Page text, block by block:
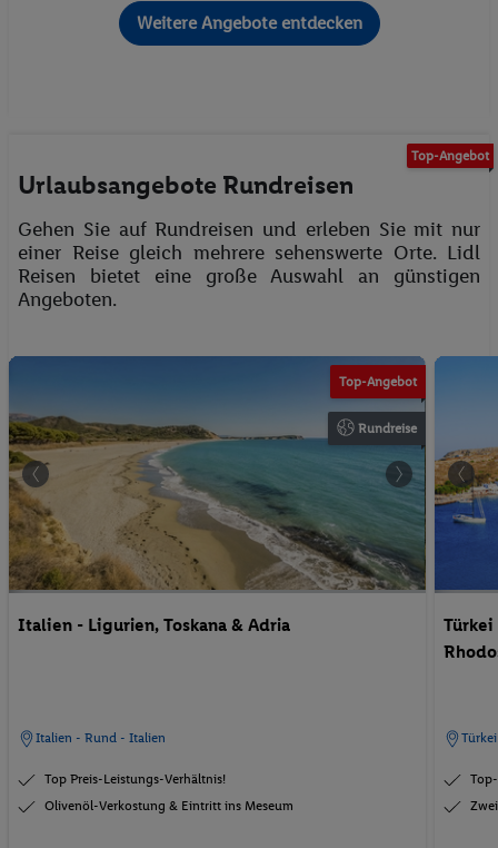
Weitere Angebote entdecken
Top-Angebot
Urlaubsangebote Rundreisen
Gehen Sie auf Rundreisen und erleben Sie mit nur
einer Reise gleich mehrere sehenswerte Orte. Lidl
Reisen bietet eine große Auswahl an günstigen
Angeboten.
Top-Angebot
Rundreise
Italien - Ligurien, Toskana & Adria
Italien - Rund - Italien
Top Preis-Leistungs-Verhältnis!
Olivenöl-Verkostung & Eintritt ins Meseum
Türkei